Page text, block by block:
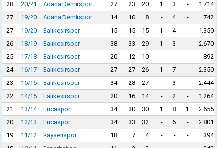
28
20/21 Adana Demirspor 27 23 20 1 3 -
1.714
27
19/20 Adana Demirspor 14 10 8 - 4 -
742
27
19/20 Balıkesirspor 15 15 15 1 4 -
1.350
26
18/19 Balıkesirspor 38 33 29 1 3 -
2.670
25
17/18 Balıkesirspor 20 12 10 - - -
892
24
16/17 Balıkesirspor 27 27 26 1 7 -
2.350
23
15/16 Balıkesirspor 34 28 27 - 3 -
2.444
22
14/15 Balıkesirspor 20 16 14 - 2 -
1.264
21
13/14 Bucaspor 34 30 30 1 8 1
2.655
20
12/13 Bucaspor 34 33 32 - 6 -
2.801
19
11/12 Kayserispor 18 7 4 - - -
394